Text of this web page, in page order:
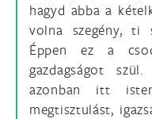
hagyd abba a
volna szegény, ti
Éppen ez a
gazdagságot
azonban itt
megtisztulást,